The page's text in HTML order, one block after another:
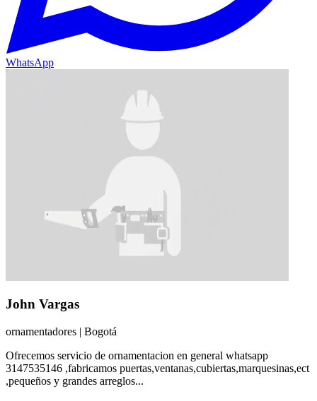
WhatsApp
John Vargas
ornamentadores | Bogotá
Ofrecemos servicio de ornamentacion en general whatsapp
3147535146 ,fabricamos puertas,ventanas,cubiertas,marquesinas,ect
,pequeños y grandes arreglos...